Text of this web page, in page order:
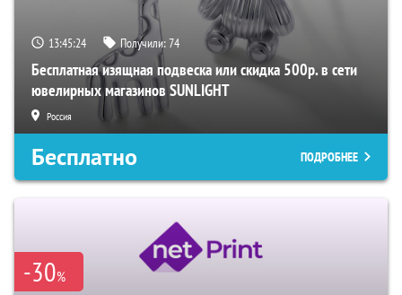
13:45:23 Получили:74
Бесплатная изящная подвеска или скидка 500р. в сети
ювелирных магазинов SUNLIGHT
Россия
Бесплатно ПОДРОБНЕЕ
-30%